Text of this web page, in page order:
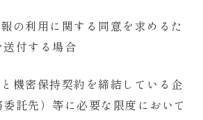
の利用に関する同意を求めるた
付する場合
機密保持契約を締結している企
託先）等に必要な限度において